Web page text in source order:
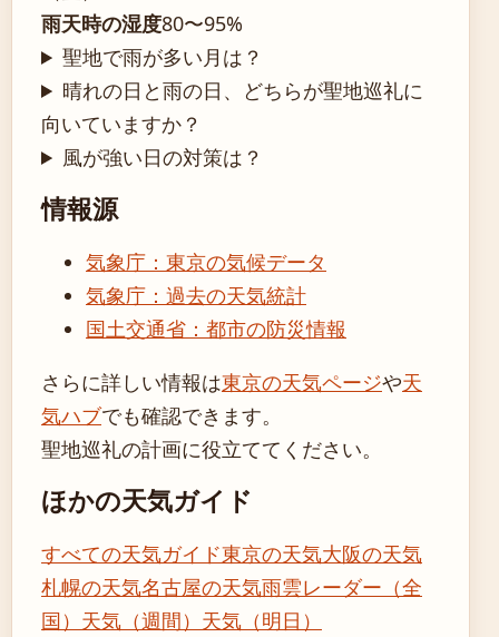
雨天時の湿度80〜95%
聖地で雨が多い月は？
晴れの日と雨の日、どちらが聖地巡礼に
向いていますか？
風が強い日の対策は？
情報源
気象庁：東京の気候データ
気象庁：過去の天気統計
国土交通省：都市の防災情報
さらに詳しい情報は東京の天気ページや天
気ハブでも確認できます。
聖地巡礼の計画に役立ててください。
ほかの天気ガイド
すべての天気ガイド東京の天気大阪の天気
札幌の天気名古屋の天気雨雲レーダー（全
国） 天気（週間） 天気（明日）